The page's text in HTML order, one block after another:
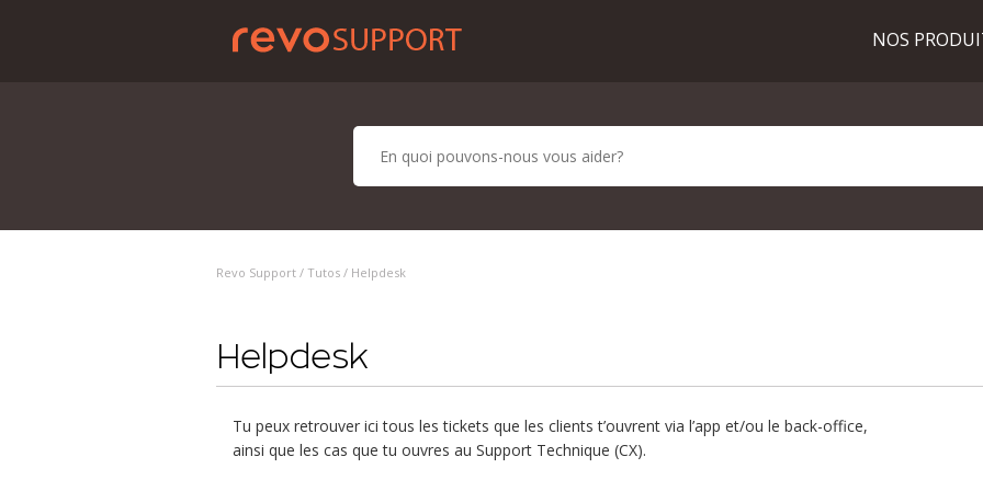
NOS
Revo Support / Tutos / Helpdesk
Helpdesk
Tu peux retrouver ici tous les tickets que les clients t’ouvrent via l’app et/ou le back-office,
ainsi que les cas que tu ouvres au Support Technique (CX).